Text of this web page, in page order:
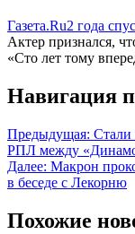
Газета.Ru2 года
Актер признался,
«Сто лет тому
Навигация
Предыдущая: Стали
РПЛ между
Далее: Макрон
в беседе с Лекорню
Похожие